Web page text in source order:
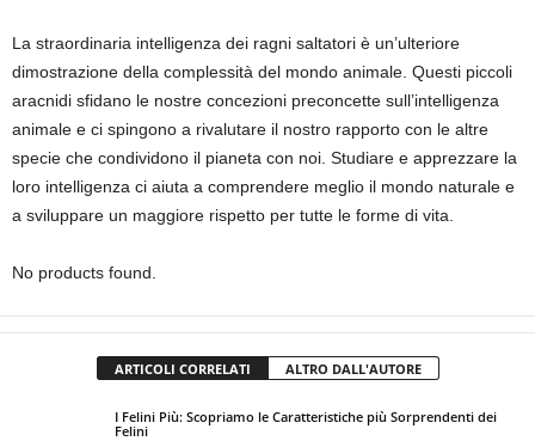
La straordinaria intelligenza dei ragni saltatori è un’ulteriore
dimostrazione della complessità del mondo animale. Questi piccoli
aracnidi sfidano le nostre concezioni preconcette sull’intelligenza
animale e ci spingono a rivalutare il nostro rapporto con le altre
specie che condividono il pianeta con noi. Studiare e apprezzare la
loro intelligenza ci aiuta a comprendere meglio il mondo naturale e
a sviluppare un maggiore rispetto per tutte le forme di vita.
No products found.
ARTICOLI CORRELATI ALTRO DALL'AUTORE
I Felini Più: Scopriamo le Caratteristiche più Sorprendenti dei
Felini